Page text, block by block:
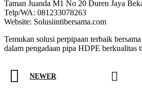
Taman Juanda M1 No 20 Duren Jaya
Telp/WA: 081233078263
Website: Solusiintibersama.com
Temukan solusi perpipaan terbaik
dalam pengadaan pipa HDPE berkualitas
NEWER